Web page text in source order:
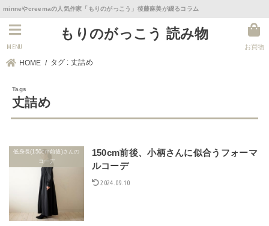
minneやcreemaの人気作家「もりのがっこう」後藤麻美が綴るコラム
もりのがっこう 読み物
お買物
MENU
HOME タグ : 丈詰め
丈詰め
低身長(150cm前後)さんの
コーデ
150cm前後、小柄さんに似合うフォーマ
ルコーデ
2024.09.10